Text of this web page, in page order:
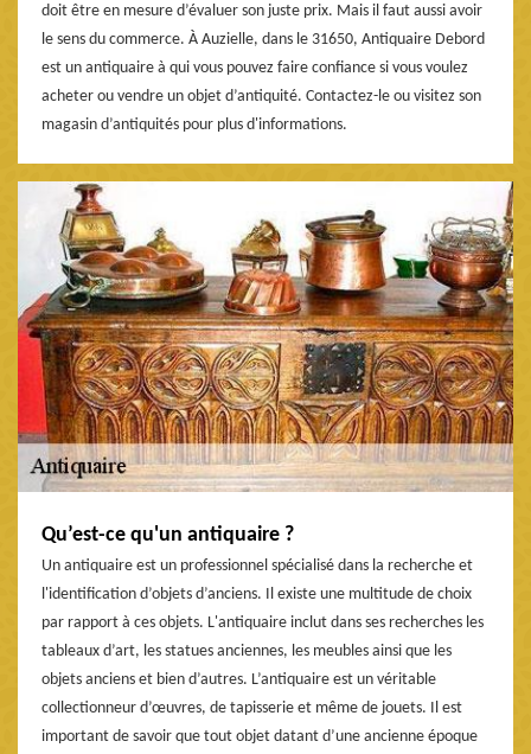
doit être en mesure d’évaluer son juste prix. Mais il faut aussi avoir
le sens du commerce. À Auzielle, dans le 31650, Antiquaire Debord
est un antiquaire à qui vous pouvez faire confiance si vous voulez
acheter ou vendre un objet d’antiquité. Contactez-le ou visitez son
magasin d’antiquités pour plus d'informations.
Qu’est-ce qu'un antiquaire ?
Un antiquaire est un professionnel spécialisé dans la recherche et
l'identification d’objets d’anciens. Il existe une multitude de choix
par rapport à ces objets. L'antiquaire inclut dans ses recherches les
tableaux d’art, les statues anciennes, les meubles ainsi que les
objets anciens et bien d’autres. L’antiquaire est un véritable
collectionneur d’œuvres, de tapisserie et même de jouets. Il est
important de savoir que tout objet datant d’une ancienne époque